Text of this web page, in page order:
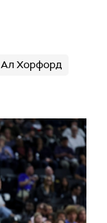
Ал Хорфорд